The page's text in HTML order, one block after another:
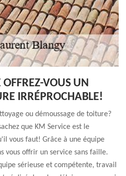
OFFREZ-VOUS UN
IRRÉPROCHABLE!
ou démoussage de toiture?
que KM Service est le
vous faut! Grâce à une équipe
vous offrir un service sans faille.
sérieuse et compétente, travail